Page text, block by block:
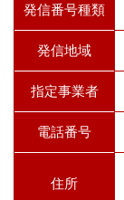
発信番号種類
発信地域
指定事業者
電話番号
住所